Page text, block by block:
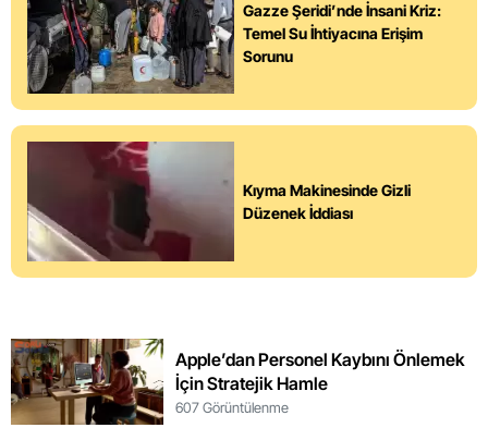
Gazze Şeridi’nde İnsani Kriz:
Temel Su İhtiyacına Erişim
Sorunu
Kıyma Makinesinde Gizli
Düzenek İddiası
Apple’dan Personel Kaybını Önlemek
İçin Stratejik Hamle
607 Görüntülenme